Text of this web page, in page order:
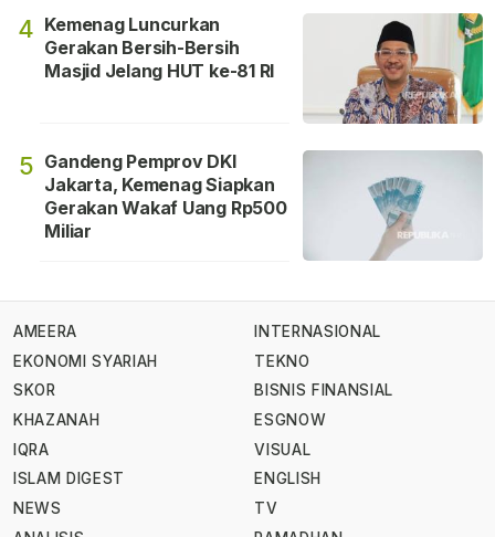
4 Kemenag Luncurkan
Gerakan Bersih-Bersih
Masjid Jelang HUT ke-81 RI
5 Gandeng Pemprov DKI
Jakarta, Kemenag Siapkan
Gerakan Wakaf Uang Rp500
Miliar
AMEERA
EKONOMI SYARIAH
SKOR
KHAZANAH
IQRA
ISLAM DIGEST
NEWS
INTERNASIONAL
TEKNO
BISNIS FINANSIAL
ESGNOW
VISUAL
ENGLISH
TV